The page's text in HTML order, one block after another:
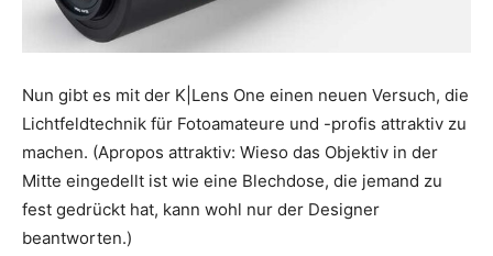
Nun gibt es mit der K|Lens One einen neuen Versuch, die
Lichtfeldtechnik für Fotoamateure und -profis attraktiv zu
machen. (Apropos attraktiv: Wieso das Objektiv in der
Mitte eingedellt ist wie eine Blechdose, die jemand zu
fest gedrückt hat, kann wohl nur der Designer
beantworten.)